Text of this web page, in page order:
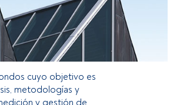
cuyo objetivo es
metodologías y
y gestión de